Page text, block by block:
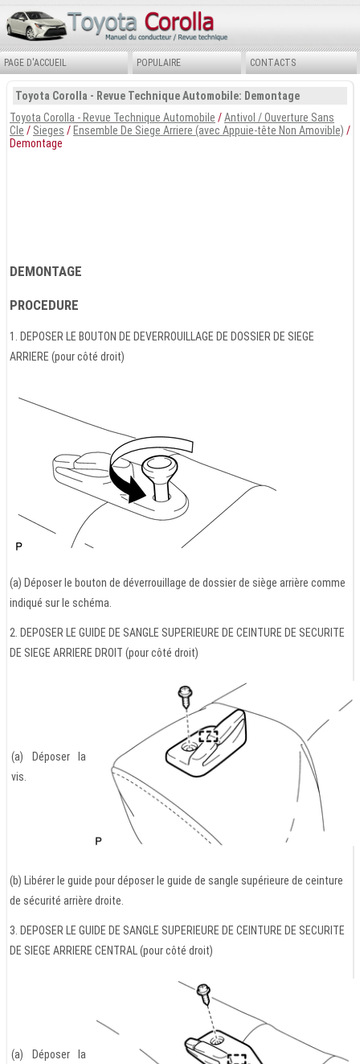
PAGE D'ACCUEIL POPULAIRE CONTACTS
Toyota Corolla - Revue Technique Automobile: Demontage
Toyota Corolla - Revue Technique Automobile /Antivol / Ouverture Sans
Cle / Sieges /Ensemble De Siege Arriere (avec Appuie-tête Non Amovible) /
Demontage
DEMONTAGE
PROCEDURE
1. DEPOSER LE BOUTON DE DEVERROUILLAGE DE DOSSIER DE SIEGE
ARRIERE (pour côté droit)
(a) Déposer le bouton de déverrouillage de dossier de siège arrière comme
indiqué sur le schéma.
2. DEPOSER LE GUIDE DE SANGLE SUPERIEURE DE CEINTURE DE SECURITE
DE SIEGE ARRIERE DROIT (pour côté droit)
(a) Déposer la
vis.
(b) Libérer le guide pour déposer le guide de sangle supérieure de ceinture
de sécurité arrière droite.
3. DEPOSER LE GUIDE DE SANGLE SUPERIEURE DE CEINTURE DE SECURITE
DE SIEGE ARRIERE CENTRAL (pour côté droit)
(a) Déposer la